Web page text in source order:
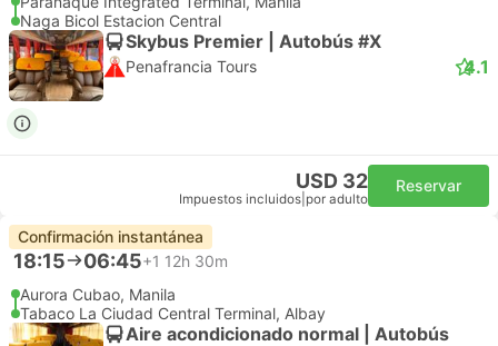
Naga Bicol Estacion Central
Skybus Premier | Autobús #X
Penafrancia Tours 4.1
USD 32
Impuestos incluidos por adulto
Reservar
Confirmación instantánea
18:15 06:45+1 12h 30m
Aurora Cubao, Manila
Tabaco La Ciudad Central Terminal, Albay
Aire acondicionado normal | Autobús